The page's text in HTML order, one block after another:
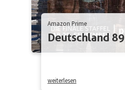
Amazon Prime
Deutschland 89
weiterlesen